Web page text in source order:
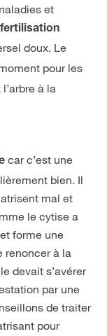
et
fertilisation
doux. Le
pour les
à la
car c’est une
bien. Il
mal et
le cytise a
forme une
renoncer à la
devait s’avérer
par une
de traiter
pour